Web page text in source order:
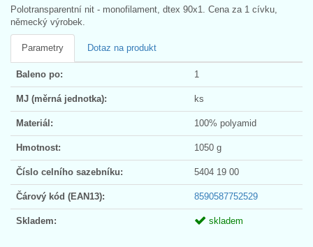
Polotransparentní nit - monofilament, dtex 90x1. Cena za 1 cívku,
německý výrobek.
Parametry Dotaz na produkt
Baleno po: 1
MJ (měrná jednotka): ks
Materiál: 100% polyamid
Hmotnost: 1050 g
Číslo celního sazebníku: 5404 19 00
Čárový kód (EAN13): 8590587752529
Skladem: skladem